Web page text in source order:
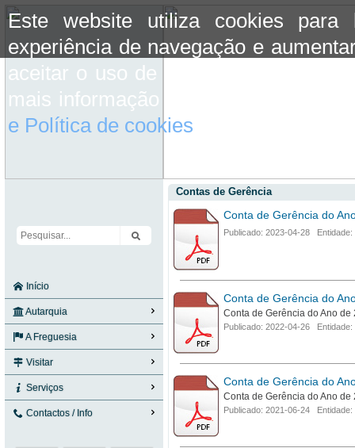
Este website utiliza cookies para
experiência de navegação e
aceitar o uso de cookies basta
mais informação consulte a
e Política de cookies
Início
Autarquia
A Freguesia
Visitar
Serviços
Contactos / Info
Contas de Gerência
Conta de Gerência do
Publicado: 2023-04-28
Conta de Gerência do
Conta de Gerência do Ano de
Publicado: 2022-04-26
Conta de Gerência do
Conta de Gerência do Ano de
Publicado: 2021-06-24